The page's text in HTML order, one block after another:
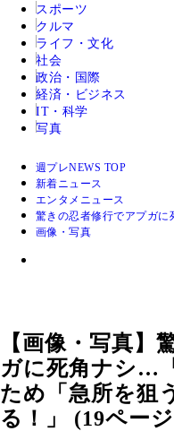
スポーツ
クルマ
ライフ・文化
社会
政治・国際
経済・ビジネス
IT・科学
写真
週プレNEWS TOP
新着ニュース
エンタメニュース
驚きの忍者修行でアプガ
画像・写真
【画像・写真】
ガに死角ナシ…
ため「急所を狙
る！」 (19ペー